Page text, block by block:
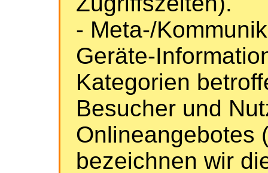
- Meta-/
Geräte-
Kategorien
Besucher und
Onlineangebotes
bezeichnen wir